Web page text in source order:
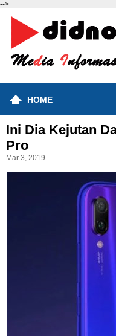
-->
HOME
Ini Dia Kejutan
Pro
Mar 3, 2019